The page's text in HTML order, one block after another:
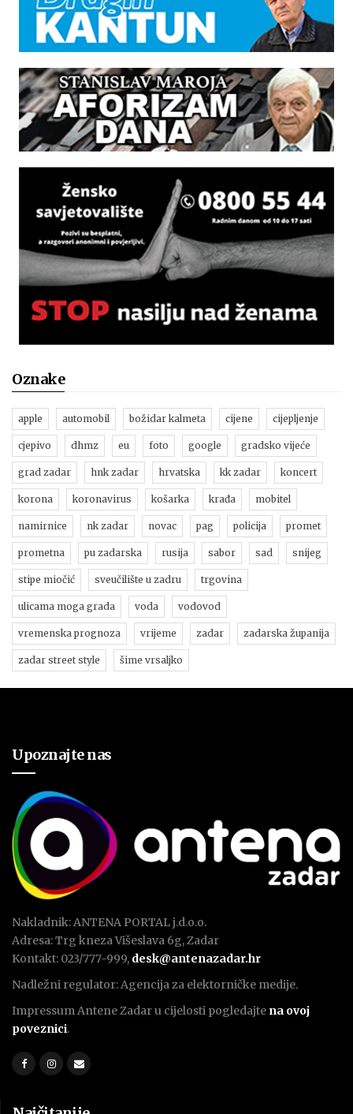
Oznake
apple automobil božidar kalmeta cijene cijepljenje
cjepivo dhmz eu foto google gradsko vijeće
grad zadar hnk zadar hrvatska kk zadar koncert
korona koronavirus košarka krađa mobitel
namirnice nk zadar novac pag policija promet
prometna pu zadarska rusija sabor sad snijeg
stipe miočić sveučilište u zadru trgovina
ulicama moga grada voda vodovod
vremenska prognoza vrijeme zadar zadarska županija
zadar street style šime vrsaljko
Upoznajte nas
Nakladnik: ANTENA PORTAL j.d.o.o.
Adresa: Trg kneza Višeslava 6g, Zadar
Kontakt: 023/777-999, desk@antenazadar.hr
Nadležni regulator: Agencija za elektorničke medije.
Impressum Antene Zadar u cijelosti pogledajte na ovoj
poveznici.